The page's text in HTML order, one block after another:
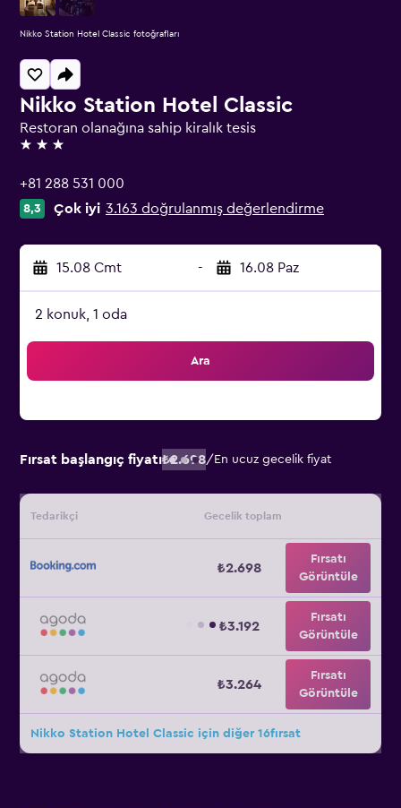
Nikko Station Hotel Classic
Restoran olanağına sahip kiralık tesis
3 yıldız
+81 288 531 000
8,3 Çok iyi 3.163 doğrulanmış değerlendirme
15.08 Cmt - 16.08 Paz
2 konuk, 1 oda
Ara
Fırsat başlangıç fiyatı₺2.698/ En ucuz gecelik fiyat
Tedarikçi Gecelik toplam
₺2.698
Fırsatı
Görüntüle
₺3.192
Fırsatı
Görüntüle
₺3.264
Fırsatı
Görüntüle
Nikko Station Hotel Classic için diğer 16fırsat
Nikko Station Hotel Classic fotoğrafları